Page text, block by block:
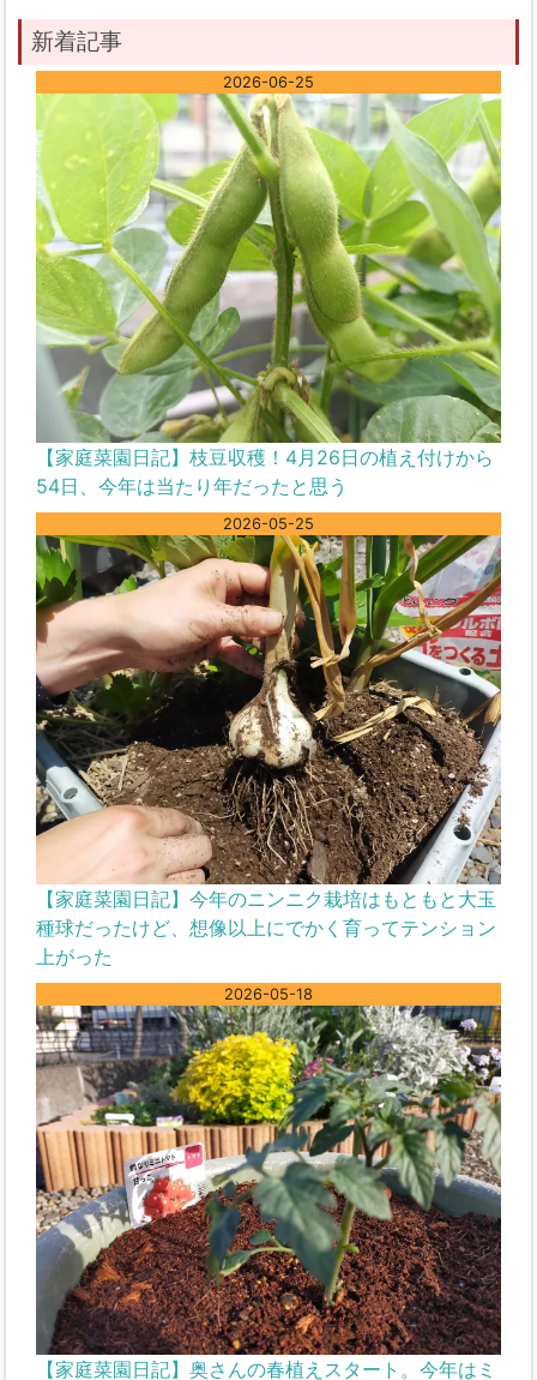
新着記事
2026-06-25
【家庭菜園日記】枝豆収穫！4月26日の植え付けから
54日、今年は当たり年だったと思う
2026-05-25
【家庭菜園日記】今年のニンニク栽培はもともと大玉
種球だったけど、想像以上にでかく育ってテンション
上がった
2026-05-18
【家庭菜園日記】奥さんの春植えスタート。今年はミ